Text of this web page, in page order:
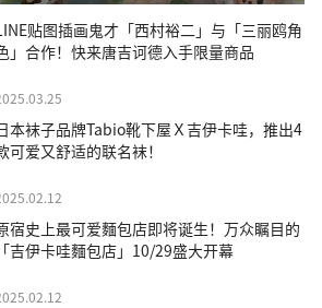
贴图插画鬼才「西村裕二」与「三丽鸥角
」合作！快来唐吉诃德入手限量商品
本袜子品牌Tabio靴下屋Ｘ吉伊卡哇，推出4
可爱又舒适的联名袜！
宿史上最可爱麵包店即将诞生！万众瞩目的
「吉伊卡哇麵包店」10/29盛大开幕